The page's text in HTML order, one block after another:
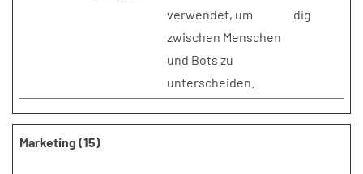
verwendet, um
zwischen Menschen
und Bots zu
unterscheiden.
dig
Marketing (15)